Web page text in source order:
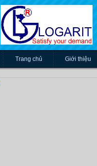
Trang chủ Giới thiệu